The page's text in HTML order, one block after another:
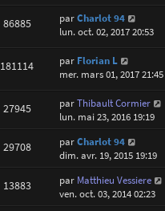
86885 parCharlot 94
lun. oct. 02, 2017 20:53
181114 par Florian L
mer. mars 01, 2017 21:45
27945 parThibault Cormier
lun. mai 23, 2016 19:19
29708 parCharlot 94
dim. avr. 19, 2015 19:19
13883 par Matthieu Vessiere
ven. oct. 03, 2014 02:23